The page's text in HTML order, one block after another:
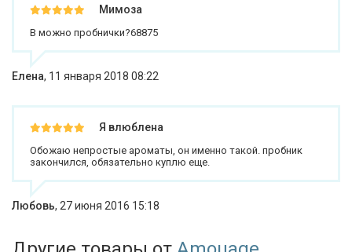
Мимоза
В можно пробнички?68875
Елена, 11 января 2018 08:22
Я влюблена
Обожаю непростые ароматы, он именно такой. пробник
закончился, обязательно куплю еще.
Любовь, 27 июня 2016 15:18